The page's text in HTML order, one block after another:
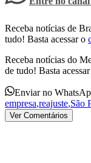
Receba notícias de
tudo! Basta acessar o
Receba notícias do
de tudo! Basta
Enviar no
empresa,reajuste,São
Ver Comentários